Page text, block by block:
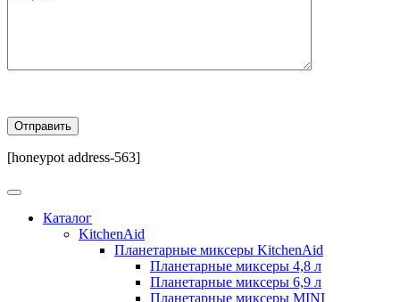
[honeypot address-563]
Каталог
KitchenAid
Планетарные миксеры KitchenAid
Планетарные миксеры 4,8 л
Планетарные миксеры 6,9 л
Планетарные миксеры MINI